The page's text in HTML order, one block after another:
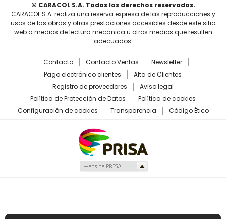
© CARACOL S.A. Todos los derechos reservados.
CARACOL S.A. realiza una reserva expresa de las reproducciones y
usos de las obras y otras prestaciones accesibles desde este sitio
web a medios de lectura mecánica u otros medios que resulten
adecuados.
Contacto Contacto Ventas
Newsletter
Pago electrónico clientes
Alta de Clientes
Registro de proveedores
Aviso legal
Política de Protección de Datos
Política de cookies
Configuración de cookies
Transparencia Código Ético